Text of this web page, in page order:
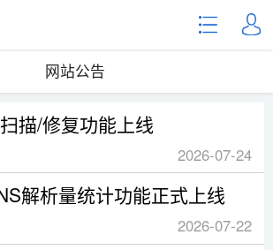
网站公告
描/修复功能上线
2026-07-24
解析量统计功能正式上线
2026-07-22